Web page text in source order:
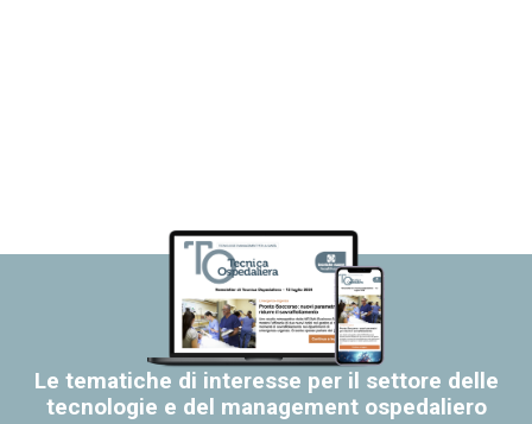
Le tematiche di interesse per il settore delle
tecnologie e del management ospedaliero